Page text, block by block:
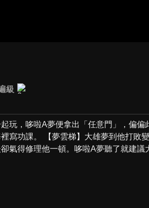
級
玩，哆啦A夢便拿出「任意門」，偏
寫功課。 【夢雲梯】大雄夢到他打敗
氣得修理他一頓。哆啦A夢聽了就建議